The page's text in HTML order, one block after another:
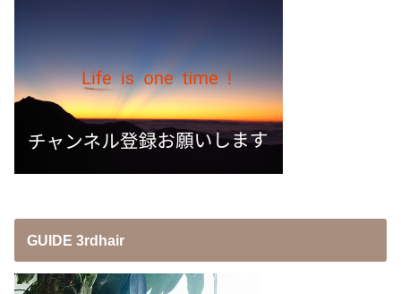
GUIDE 3rdhair